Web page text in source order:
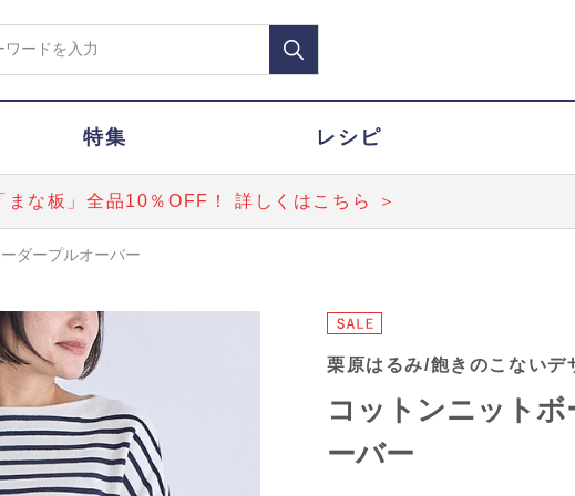
特集 レシピ
まな板」全品10％OFF！ 詳しくはこちら ＞
ダープルオーバー
栗原はるみ/飽きのこないデ
コットンニットボ
ーバー